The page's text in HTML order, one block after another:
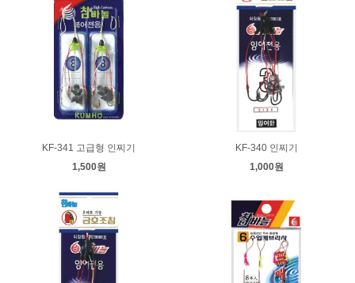
KF-341 고급형 인찌기
1,500원
KF-340 인찌기
1,000원